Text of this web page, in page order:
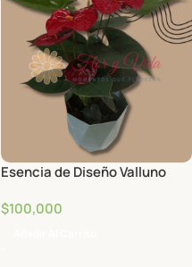
Esencia de Diseño Valluno
$100,000